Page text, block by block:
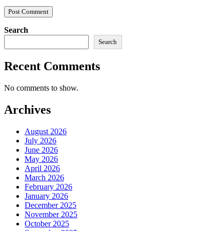
Search
Search
Recent Comments
No comments to show.
Archives
August 2026
July 2026
June 2026
May 2026
April 2026
March 2026
February 2026
January 2026
December 2025
November 2025
October 2025